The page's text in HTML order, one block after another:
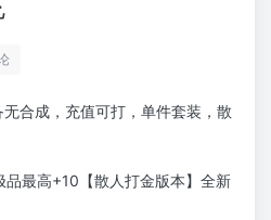
合成，充值可打，单件套装，散
最高+10【散人打金版本】全新